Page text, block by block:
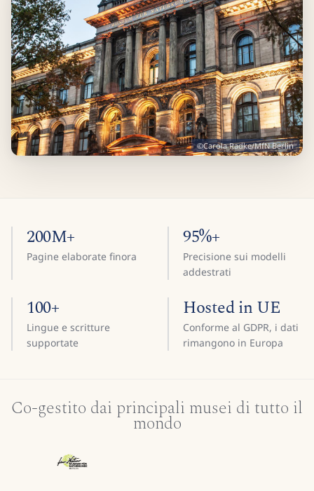
©Carola Radke/MfN Berlin
200M+
Pagine elaborate finora
95%+
Precisione sui modelli
addestrati
100+
Lingue e scritture
supportate
Hosted in UE
Conforme al GDPR, i dati
rimangono in Europa
Co-gestito dai principali musei di tutto il
mondo